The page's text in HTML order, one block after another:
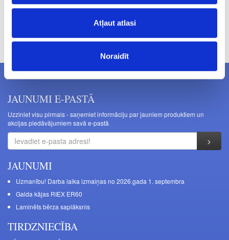
Atļaut atlasi
Noraidīt
Cenas norādītas bez PVN. Cenas var tikt mainītas bez iepriekšēja
brīdinājuma.
JAUNUMI E-PASTĀ
Uzziniet visu pirmais - saņemiet informāciju par jauniem produktiem un
akcijas piedāvājumiem savā e-pastā
JAUNUMI
Uzmanību! Darba laika izmaiņas no 2026.gada 1. septembra
Galda kājas RIEX ER60
Laminēts bērza saplāksnis
TIRDZNIECĪBA